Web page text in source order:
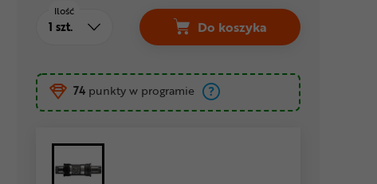
Ilość
Do koszyka
Suport rowerowy
74 punkty w programie